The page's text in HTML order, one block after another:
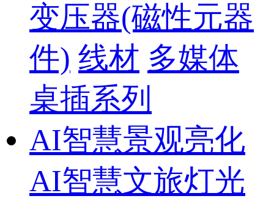
变压器(磁性元器
件) 线材 多媒体
桌插系列
AI智慧景观亮化
AI智慧文旅灯光